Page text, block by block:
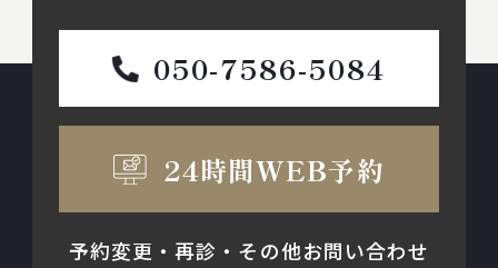
050-7586-5084
24時間WEB予約
予約変更・再診・その他お問い合わせ